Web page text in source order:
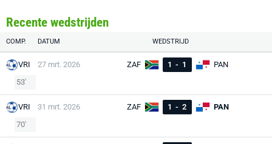
Recente wedstrijden
COMP. DATUM WEDSTRIJD
VRI 27 mrt. 2026 ZAF 1 - 1
PAN
53'
VRI 31 mrt. 2026 ZAF 1 - 2
PAN
70'